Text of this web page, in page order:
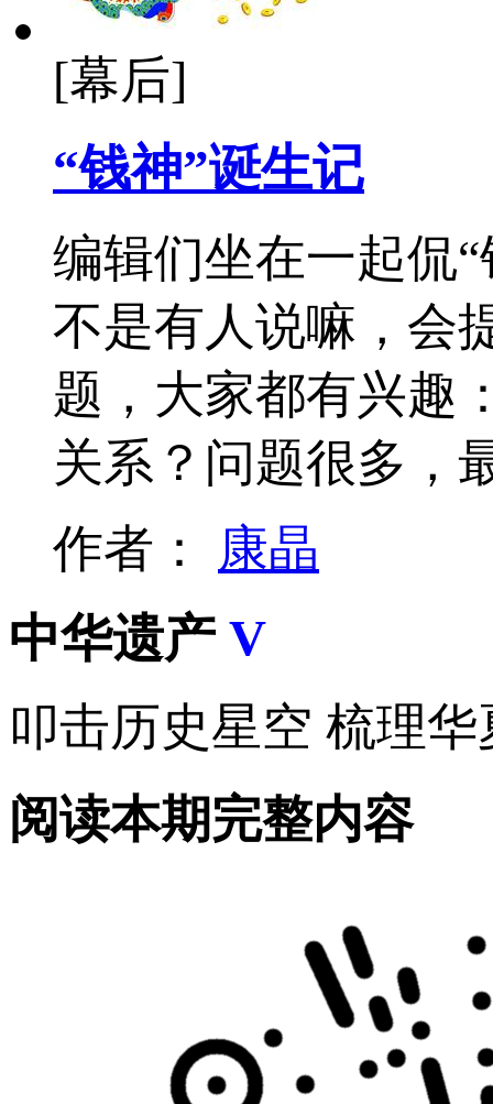
[幕后]
“钱神”诞生记
编辑们坐在一起侃
不是有人说嘛，会
题，大家都有兴趣
关系？问题很多
作者： 康晶
中华遗产 V
叩击历史星空 梳理华
阅读本期完整内容